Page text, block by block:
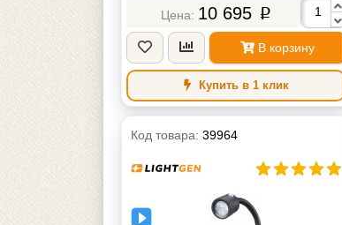
4000-4500К (Теплый белый) Кельвин
AC/DС 24V Вольт
Масса
10 695 p
В корзину
Купить в 1 клик
Код товара: 39964